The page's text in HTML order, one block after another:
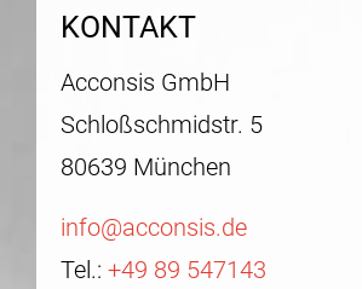
KONTAKT
Acconsis GmbH
Schloßschmidstr. 5
80639 München
info@acconsis.de
Tel.: +49 89 547143